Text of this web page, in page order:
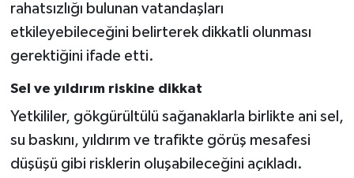
rahatsızlığı bulunan vatandaşları
etkileyebileceğini belirterek dikkatli olunması
gerektiğini ifade etti.
Sel ve yıldırım riskine dikkat
Yetkililer, gökgürültülü sağanaklarla birlikte ani sel,
su baskını, yıldırım ve trafikte görüş mesafesi
düşüşü gibi risklerin oluşabileceğini açıkladı.
SEÇİM 2015
BİLİM VE TEKNOLOJİ
YARIŞMALAR